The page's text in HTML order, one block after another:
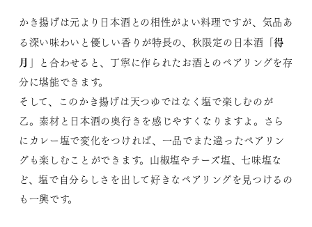
かき揚げは元より日本酒との相性がよい料理ですが、気品あ
る深い味わいと優しい香りが特長の、秋限定の日本酒「得
月 」と合わせると、丁寧に作られたお酒とのペアリングを存
分に堪能できます。
そして、このかき揚げは天つゆではなく塩で楽しむのが
乙。素材と日本酒の奥行きを感じやすくなりますよ。さら
にカレー塩で変化をつければ、一品でまた違ったペアリン
グも楽しむことができます。山椒塩やチーズ塩、七味塩な
ど、塩で自分らしさを出して好きなペアリングを見つけるの
も一興です。